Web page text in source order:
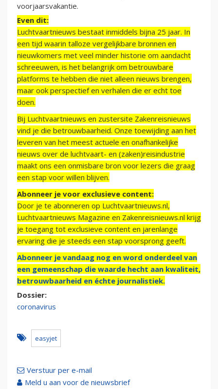
voorjaarsvakantie.
Even dit:
Luchtvaartnieuws bestaat inmiddels bijna 25 jaar. In
een tijd waarin talloze vergelijkbare bronnen en
nieuwkomers met veel minder historie om aandacht
schreeuwen, is het belangrijk om betrouwbare
platforms te hebben die niet alleen nieuws brengen,
maar ook perspectief en verhalen die er echt toe
doen.
Bij Luchtvaartnieuws en zustersite Zakenreisnieuws
vind je die betrouwbaarheid. Onze toewijding aan het
leveren van het meest actuele en onafhankelijke
nieuws over de luchtvaart- en (zaken)reisindustrie
maakt ons een onmisbare bron voor lezers die graag
een stap voor willen blijven.
Abonneer je voor exclusieve content:
Door je te abonneren op Luchtvaartnieuws.nl,
Luchtvaartnieuws Magazine en Zakenreisnieuws.nl krijg
je toegang tot exclusieve content en jarenlange
ervaring die je steeds een stap voorsprong geeft.
Abonneer je vandaag nog en word onderdeel van
een gemeenschap die waarde hecht aan kwaliteit,
betrouwbaarheid en échte journalistiek.
Dossier:
coronavirus
easyjet
Verstuur per e-mail
Meld u aan voor de nieuwsbrief